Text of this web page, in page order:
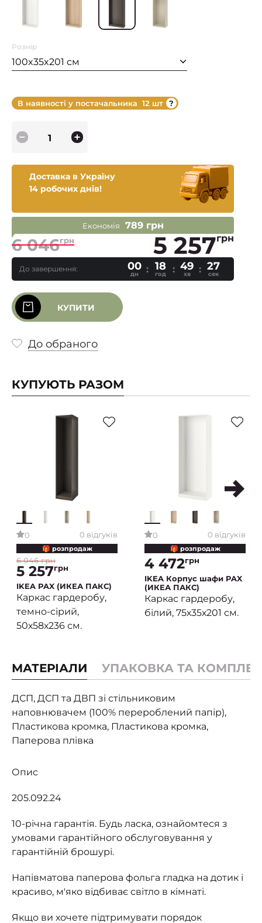
Розмір
100x35x201 см
В наявності у постачальника 12 шт
Доставка в Україну
14 робочих днів!
Економія 789 грн
6 046грн 5 257грн
До завершення: 00
дн
18
год
49
хв
26
сек
КУПИТИ
До обраного
КУПУЮТЬ РАЗОМ
0 0 відгуків
🎁 розпродаж
6 046 грн
5 257грн
IKEA PAX (ИКЕА ПАКС)
Каркас гардеробу,
темно-сірий,
50х58х236 см.
0 0 відгуків
🎁 розпродаж
4 472грн
IKEA Корпус шафи PAX
(ИКЕА ПАКС)
Каркас гардеробу,
білий, 75х35х201 см.
МАТЕРІАЛИ УПАКОВКА ТА
ДСП, ДСП та ДВП зі стільниковим
наповнювачем (100% перероблений папір),
Пластикова кромка, Пластикова кромка,
Паперова плівка
Опис
205.092.24
10-річна гарантія. Будь ласка, ознайомтеся з
умовами гарантійного обслуговування у
гарантійній брошурі.
Напівматова паперова фольга гладка на дотик і
красиво, м'яко відбиває світло в кімнаті.
Якщо ви хочете підтримувати порядок